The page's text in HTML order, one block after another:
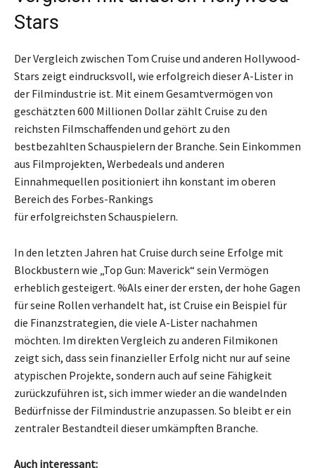
Stars
Der Vergleich zwischen Tom Cruise und anderen Hollywood-
Stars zeigt eindrucksvoll, wie erfolgreich dieser A-Lister in
der Filmindustrie ist. Mit einem Gesamtvermögen von
geschätzten 600 Millionen Dollar zählt Cruise zu den
reichsten Filmschaffenden und gehört zu den
bestbezahlten Schauspielern der Branche. Sein Einkommen
aus Filmprojekten, Werbedeals und anderen
Einnahmequellen positioniert ihn konstant im oberen
Bereich des Forbes-Rankings
für erfolgreichsten Schauspielern.
In den letzten Jahren hat Cruise durch seine Erfolge mit
Blockbustern wie „Top Gun: Maverick“ sein Vermögen
erheblich gesteigert. %Als einer der ersten, der hohe Gagen
für seine Rollen verhandelt hat, ist Cruise ein Beispiel für
die Finanzstrategien, die viele A-Lister nachahmen
möchten. Im direkten Vergleich zu anderen Filmikonen
zeigt sich, dass sein finanzieller Erfolg nicht nur auf seine
atypischen Projekte, sondern auch auf seine Fähigkeit
zurückzuführen ist, sich immer wieder an die wandelnden
Bedürfnisse der Filmindustrie anzupassen. So bleibt er ein
zentraler Bestandteil dieser umkämpften Branche.
Auch interessant: